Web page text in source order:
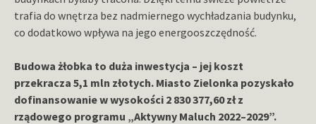
trafia do wnętrza bez nadmiernego wychładzania budynku,
co dodatkowo wpływa na jego energooszczędność.
Budowa żłobka to duża inwestycja – jej koszt
przekracza 5,1 mln złotych. Miasto Zielonka pozyskało
dofinansowanie w wysokości 2 830 377,60 zł z
rządowego programu „Aktywny Maluch 2022–2029”.